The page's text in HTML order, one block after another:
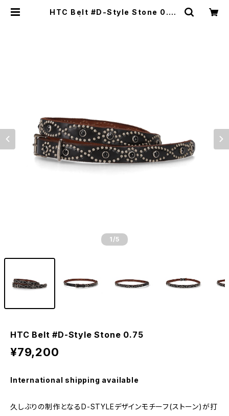
HTC Belt #D-Style Stone 0.75
1 /5
HTC Belt #D-Style Stone 0.75
¥79,200
International shipping available
久しぶりの制作となるD-STYLEデザインモチーフ(ストーン)が打